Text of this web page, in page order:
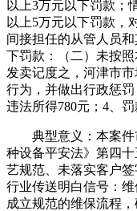
以上3万元以下罚款；
以上5万元以下罚款，
间接担任的从管人员
下罚款：（二）未按
发卖记度之，河津市
行为，并做出行政惩罚
违法所得780元；4、罚
典型意义：本案件
种设备平安法》第四
艺规范、未落实客户
行业传送明白信号：
成立规范的维保流程